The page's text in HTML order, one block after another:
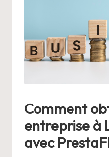
Comment
entreprise à
avec